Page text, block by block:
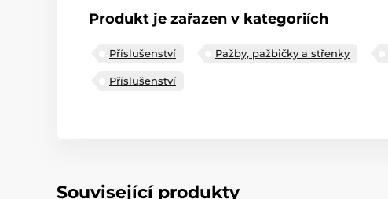
Produkt je zařazen v kategoriích
Příslušenství Pažby, pažbičky a střenky
Příslušenství
Související produkty